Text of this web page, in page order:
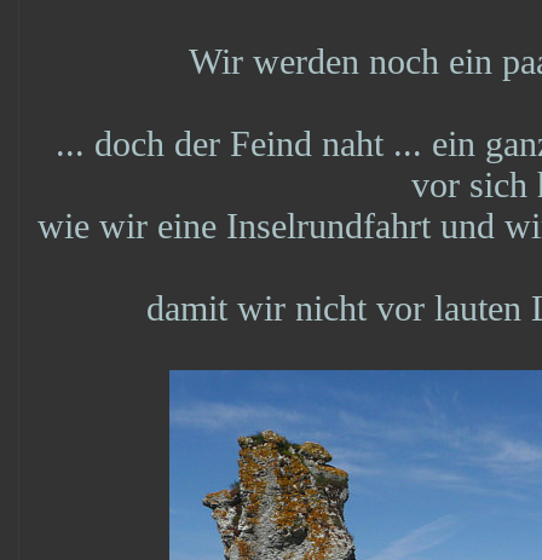
Wir werden noch ein
... doch der Feind naht ... ein
vor sich
wie wir eine Inselrundfahrt und
damit wir nicht vor lauten